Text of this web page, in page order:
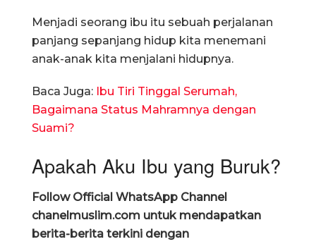
Menjadi seorang ibu itu sebuah perjalanan
panjang sepanjang hidup kita menemani
anak-anak kita menjalani hidupnya.
Baca Juga: Ibu Tiri Tinggal Serumah,
Bagaimana Status Mahramnya dengan
Suami?
Apakah Aku Ibu yang Buruk?
Follow Official WhatsApp Channel
chanelmuslim.com untuk mendapatkan
berita-berita terkini dengan